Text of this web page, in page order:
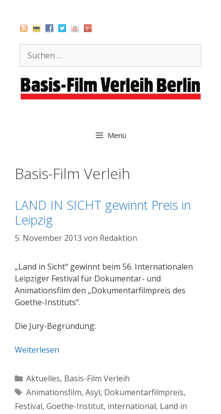
springen
nach:
Menü
Basis-Film Verleih
LAND IN SICHT gewinnt Preis in
Leipzig
5. November 2013 von Redaktion
„Land in Sicht“ gewinnt beim 56. Internationalen
Leipziger Festival für Dokumentar- und
Animationsfilm den „Dokumentarfilmpreis des
Goethe-Instituts“.
Die Jury-Begründung:
Weiterlesen
Kategorien
Aktuelles, Basis-Film Verleih
Schlagwörter
Animationsfilm, Asyl, Dokumentarfilmpreis,
Festival, Goethe-Institut, international, Land in